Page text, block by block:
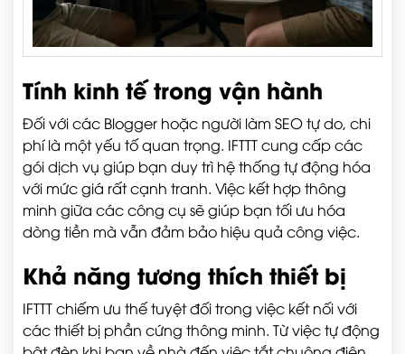
Tính kinh tế trong vận hành
Đối với các Blogger hoặc người làm SEO tự do, chi
phí là một yếu tố quan trọng. IFTTT cung cấp các
gói dịch vụ giúp bạn duy trì hệ thống tự động hóa
với mức giá rất cạnh tranh. Việc kết hợp thông
minh giữa các công cụ sẽ giúp bạn tối ưu hóa
dòng tiền mà vẫn đảm bảo hiệu quả công việc.
Khả năng tương thích thiết bị
IFTTT chiếm ưu thế tuyệt đối trong việc kết nối với
các thiết bị phần cứng thông minh. Từ việc tự động